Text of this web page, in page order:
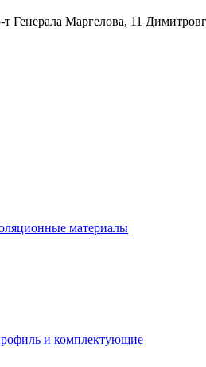
т Генерала Маргелова, 11
материалы
и комплектующие